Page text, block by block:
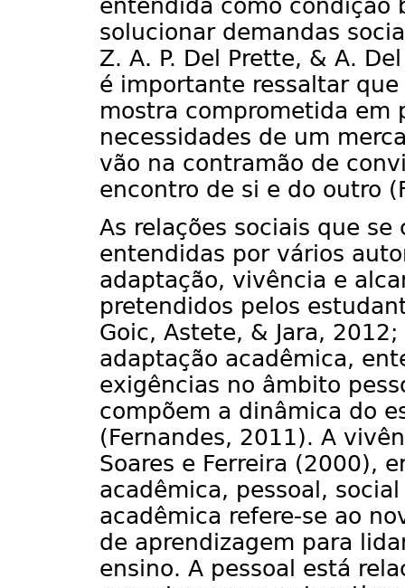
entendida como condição
solucionar demandas
Z. A. P. Del Prette, & A.
é importante ressaltar
mostra comprometida em
necessidades de um
vão na contramão de
encontro de si e do outro
As relações sociais que
entendidas por vários
adaptação, vivência e
pretendidos pelos
Goic, Astete, & Jara,
adaptação acadêmica,
exigências no âmbito
compõem a dinâmica do
(Fernandes, 2011). A
Soares e Ferreira (2000),
acadêmica, pessoal,
acadêmica refere-se ao
de aprendizagem para
ensino. A pessoal está